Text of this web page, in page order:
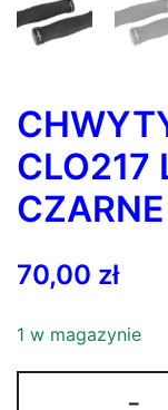
CLO217
CZARNE
70,00 zł
1 w magazynie
-